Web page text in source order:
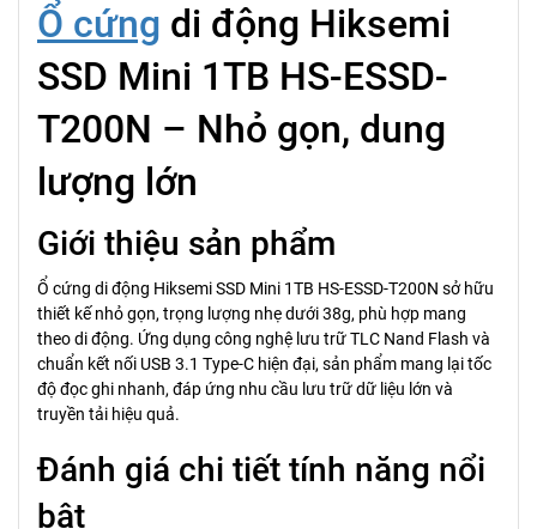
Ổ cứng di động Hiksemi
SSD Mini 1TB HS-ESSD-
T200N – Nhỏ gọn, dung
lượng lớn
Giới thiệu sản phẩm
Ổ cứng di động Hiksemi SSD Mini 1TB HS-ESSD-T200N sở hữu
thiết kế nhỏ gọn, trọng lượng nhẹ dưới 38g, phù hợp mang
theo di động. Ứng dụng công nghệ lưu trữ TLC Nand Flash và
chuẩn kết nối USB 3.1 Type-C hiện đại, sản phẩm mang lại tốc
độ đọc ghi nhanh, đáp ứng nhu cầu lưu trữ dữ liệu lớn và
truyền tải hiệu quả.
Đánh giá chi tiết tính năng nổi
bật